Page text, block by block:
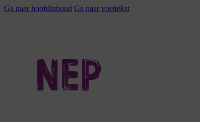
Ga naar hoofdinhoud Ga naar voettekst